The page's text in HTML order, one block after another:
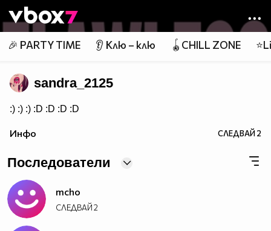
👾
🎉 PARTY TIME 👂 Клю – клю 🪀CHILL ZONE
sandra_2125
:) :) :) :D :D :D :D
Инфо СЛЕДВАЙ2
Последователи
mcho
СЛЕДВАЙ2